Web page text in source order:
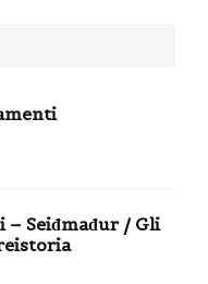
– Seiđmađur / Gli